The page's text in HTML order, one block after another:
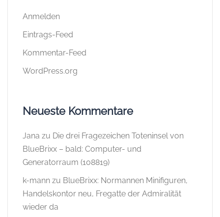
Anmelden
Eintrags-Feed
Kommentar-Feed
WordPress.org
Neueste Kommentare
Jana zu Die drei Fragezeichen Toteninsel von
BlueBrixx – bald: Computer- und
Generatorraum (108819)
k-mann zu BlueBrixx: Normannen Minifiguren,
Handelskontor neu, Fregatte der Admiralität
wieder da